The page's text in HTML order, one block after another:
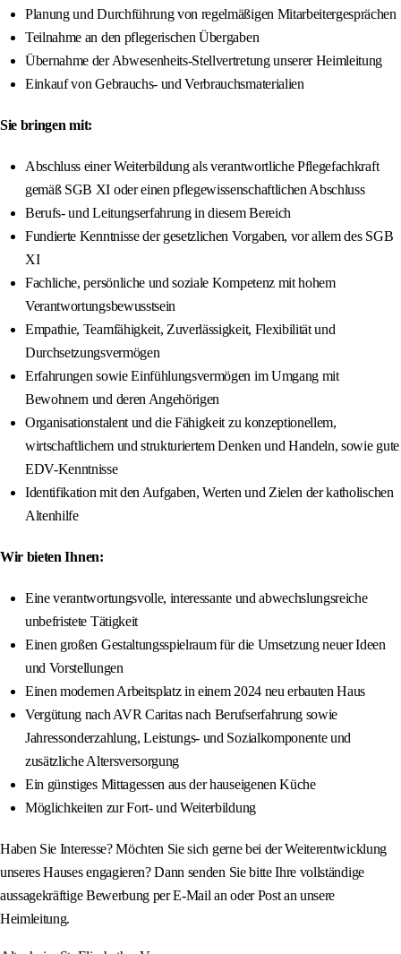
Planung und Durchführung von regelmäßigen Mitarbeitergesprächen
Teilnahme an den pflegerischen Übergaben
Übernahme der Abwesenheits-Stellvertretung unserer Heimleitung
Einkauf von Gebrauchs- und Verbrauchsmaterialien
Sie bringen mit:
Abschluss einer Weiterbildung als verantwortliche Pflegefachkraft
gemäß SGB XI oder einen pflegewissenschaftlichen Abschluss
Berufs- und Leitungserfahrung in diesem Bereich
Fundierte Kenntnisse der gesetzlichen Vorgaben, vor allem des SGB
XI
Fachliche, persönliche und soziale Kompetenz mit hohem
Verantwortungsbewusstsein
Empathie, Teamfähigkeit, Zuverlässigkeit, Flexibilität und
Durchsetzungsvermögen
Erfahrungen sowie Einfühlungsvermögen im Umgang mit
Bewohnern und deren Angehörigen
Organisationstalent und die Fähigkeit zu konzeptionellem,
wirtschaftlichem und strukturiertem Denken und Handeln, sowie gute
EDV-Kenntnisse
Identifikation mit den Aufgaben, Werten und Zielen der katholischen
Altenhilfe
Wir bieten Ihnen:
Eine verantwortungsvolle, interessante und abwechslungsreiche
unbefristete Tätigkeit
Einen großen Gestaltungsspielraum für die Umsetzung neuer Ideen
und Vorstellungen
Einen modernen Arbeitsplatz in einem 2024 neu erbauten Haus
Vergütung nach AVR Caritas nach Berufserfahrung sowie
Jahressonderzahlung, Leistungs- und Sozialkomponente und
zusätzliche Altersversorgung
Ein günstiges Mittagessen aus der hauseigenen Küche
Möglichkeiten zur Fort- und Weiterbildung
Haben Sie Interesse? Möchten Sie sich gerne bei der Weiterentwicklung
unseres Hauses engagieren? Dann senden Sie bitte Ihre vollständige
aussagekräftige Bewerbung per E-Mail an oder Post an unsere
Heimleitung.